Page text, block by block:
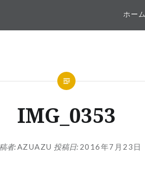
ホーム
IMG_0353
者: AZUAZU 投稿日: 2016年7月23日